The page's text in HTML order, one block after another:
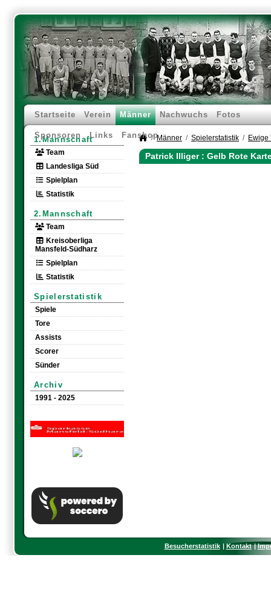
Startseite Verein Männer Nachwuchs Fotos
Sponsoren Links Fanshop
1.Mannschaft
Team
Landesliga Süd
Spielplan
Statistik
2.Mannschaft
Team
Kreisoberliga
Mansfeld-Südharz
Spielplan
Statistik
Spielerstatistik
Spiele
Tore
Assists
Scorer
Sünder
Archiv
1991 - 2025
Männer Spielerstatistik Ewige
Patrick Illiger : Gelb Rote
Besucherstatistik Kontakt